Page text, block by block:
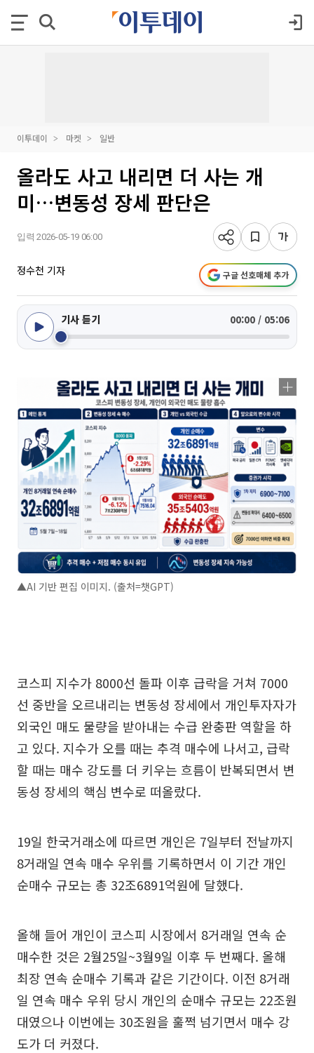
이투데이 마켓 일반
올라도 사고 내리면 더 사는 개
미…변동성 장세 판단은
입력 2026-05-19 06:00
정수천 기자 구글 선호매체 추가
기사 듣기 00:00 / 05:06
▲AI 기반 편집 이미지. (출처=챗GPT)
코스피 지수가 8000선 돌파 이후 급락을 거쳐 7000
선 중반을 오르내리는 변동성 장세에서 개인투자자가
외국인 매도 물량을 받아내는 수급 완충판 역할을 하
고 있다. 지수가 오를 때는 추격 매수에 나서고, 급락
할 때는 매수 강도를 더 키우는 흐름이 반복되면서 변
동성 장세의 핵심 변수로 떠올랐다.
19일 한국거래소에 따르면 개인은 7일부터 전날까지
8거래일 연속 매수 우위를 기록하면서 이 기간 개인
순매수 규모는 총 32조6891억원에 달했다.
올해 들어 개인이 코스피 시장에서 8거래일 연속 순
매수한 것은 2월25일~3월9일 이후 두 번째다. 올해
최장 연속 순매수 기록과 같은 기간이다. 이전 8거래
일 연속 매수 우위 당시 개인의 순매수 규모는 22조원
대였으나 이번에는 30조원을 훌쩍 넘기면서 매수 강
도가 더 커졌다.